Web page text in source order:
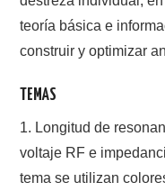
MIEMBROS ORIGINALES
MORSE CW APRENDE Y
NUESTRAS
teoría básica e
construir y optimizar
TEMAS
1. Longitud de
voltaje RF e
tema se utilizan